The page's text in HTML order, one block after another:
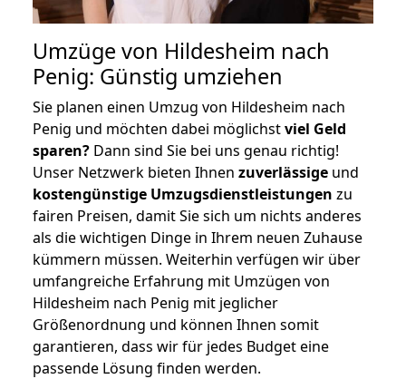
Umzüge von Hildesheim nach
Penig: Günstig umziehen
Sie planen einen Umzug von Hildesheim nach
Penig und möchten dabei möglichstviel Geld
sparen? Dann sind Sie bei uns genau richtig!
Unser Netzwerk bieten Ihnen zuverlässige und
kostengünstige Umzugsdienstleistungen zu
fairen Preisen, damit Sie sich um nichts anderes
als die wichtigen Dinge in Ihrem neuen Zuhause
kümmern müssen. Weiterhin verfügen wir über
umfangreiche Erfahrung mit Umzügen von
Hildesheim nach Penig mit jeglicher
Größenordnung und können Ihnen somit
garantieren, dass wir für jedes Budget eine
passende Lösung finden werden.